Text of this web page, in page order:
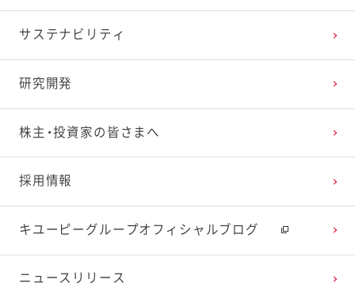
サステナビリティ
研究開発
株主・投資家の皆さまへ
採用情報
キユーピーグループオフィシャルブログ
ニュースリリース